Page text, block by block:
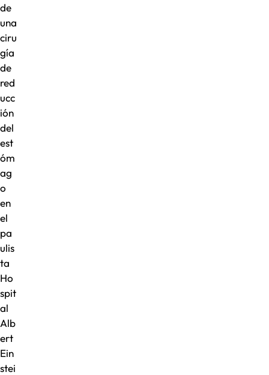
de
una
ciru
gía
de
red
ucc
ión
del
est
óm
ag
o
en
el
pa
ulis
ta
Ho
spit
al
Alb
ert
Ein
stei